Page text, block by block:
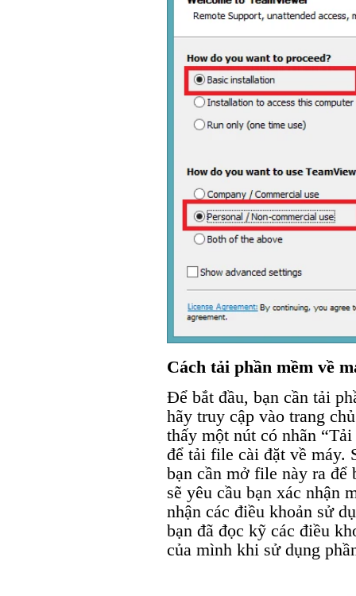
Cách tải phần mềm về
Để bắt đầu, bạn cần tải
hãy truy cập vào trang
thấy một nút có nhãn
để tải file cài đặt về máy.
bạn cần mở file này ra để
sẽ yêu cầu bạn xác nhận
nhận các điều khoản sử
bạn đã đọc kỹ các điều
của mình khi sử dụng